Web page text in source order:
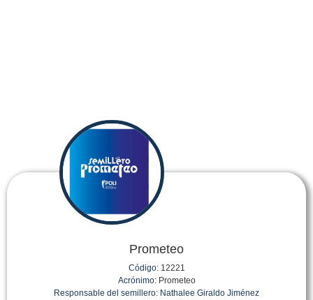
Prometeo
Código:12221
Acrónimo:Prometeo
Responsable del semillero: Nathalee Giraldo Jiménez